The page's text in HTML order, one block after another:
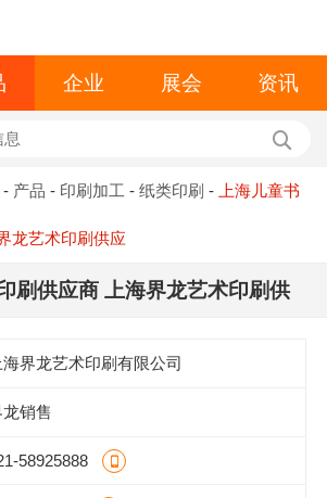
企业 展会 资讯
- 产品 - 印刷加工 -纸类印刷 - 上海儿童书
龙艺术印刷供应
刷供应商 上海界龙艺术印刷供
海界龙艺术印刷有限公司
销售
58925888